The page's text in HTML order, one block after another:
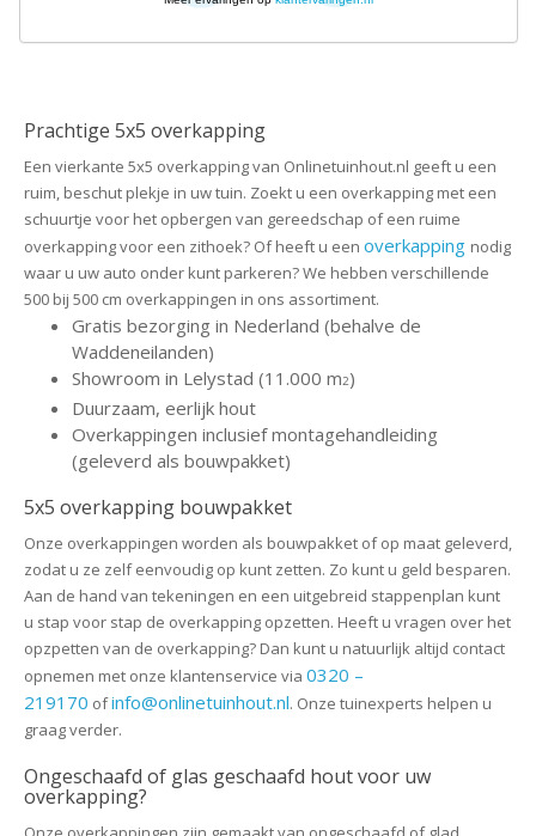
Prachtige 5x5 overkapping
Een vierkante 5x5 overkapping van Onlinetuinhout.nl geeft u een
ruim, beschut plekje in uw tuin. Zoekt u een overkapping met een
schuurtje voor het opbergen van gereedschap of een ruime
overkapping voor een zithoek? Of heeft u een overkapping nodig
waar u uw auto onder kunt parkeren? We hebben verschillende
500 bij 500 cm overkappingen in ons assortiment.
Gratis bezorging in Nederland (behalve de
Waddeneilanden)
Showroom in Lelystad (11.000 m2)
Duurzaam, eerlijk hout
Overkappingen inclusief montagehandleiding
(geleverd als bouwpakket)
5x5 overkapping bouwpakket
Onze overkappingen worden als bouwpakket of op maat geleverd,
zodat u ze zelf eenvoudig op kunt zetten. Zo kunt u geld besparen.
Aan de hand van tekeningen en een uitgebreid stappenplan kunt
u stap voor stap de overkapping opzetten. Heeft u vragen over het
opzpetten van de overkapping? Dan kunt u natuurlijk altijd contact
opnemen met onze klantenservice via 0320 –
219170 ofinfo@onlinetuinhout.nl. Onze tuinexperts helpen u
graag verder.
Ongeschaafd of glas geschaafd hout voor uw
overkapping?